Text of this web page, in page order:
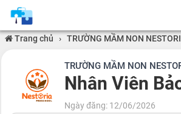
Trang chủ › TRƯỜNG MẦM NON
TRƯỜNG MẦM NON
Nhân Viên
Ngày đăng: 12/06/2026